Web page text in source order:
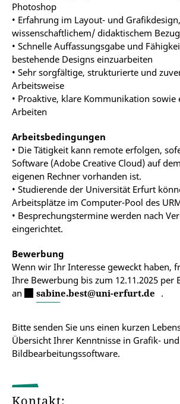
Photoshop
• Erfahrung im Layout- und
wissenschaftlichem/ didaktischem Bezug
• Schnelle Auffassungsgabe und
bestehende Designs einzuarbeiten
• Sehr sorgfältige, strukturierte und
Arbeitsweise
• Proaktive, klare Kommunikation sowie
Arbeiten
Arbeitsbedingungen
• Die Tätigkeit kann remote erfolgen,
Software (Adobe Creative Cloud) auf dem
eigenen Rechner vorhanden ist.
• Studierende der Universität Erfurt
Arbeitsplätze im Computer-Pool des
• Besprechungstermine werden nach
eingerichtet.
Bewerbung
Wenn wir Ihr Interesse geweckt haben,
Ihre Bewerbung bis zum 12.11.2025 per
an
sabine.best@uni-erfurt.de .
Bitte senden Sie uns einen kurzen
Übersicht Ihrer Kenntnisse in Grafik- und
Bildbearbeitungssoftware.
Kontakt: